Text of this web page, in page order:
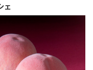
ェ